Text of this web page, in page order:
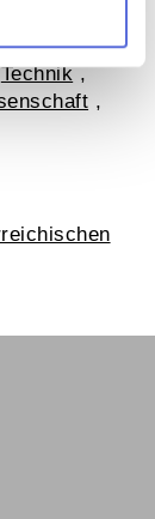
,Technik
Technik,
,